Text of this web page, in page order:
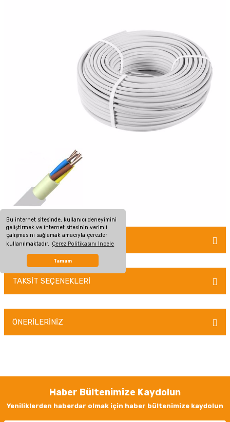
Bu internet sitesinde, kullanıcı deneyimini
geliştirmek ve internet sitesinin verimli
çalışmasını sağlamak amacıyla çerezler
kullanılmaktadır. Çerez Politikasını İncele
Tamam
MÜŞTERİ YORUMLARI
Bu ürüne ilk yorumu siz yapın!
TAKSİT SEÇENEKLERİ
ÖNERİLERİNİZ
Görüş ve önerileriniz için teşekkür ederiz.
Ürün resmi kalitesiz, bozuk veya görüntülenemiyor.
Haber Bültenimize Kaydolun
Yeniliklerden haberdar olmak için haber bültenimize kaydolun